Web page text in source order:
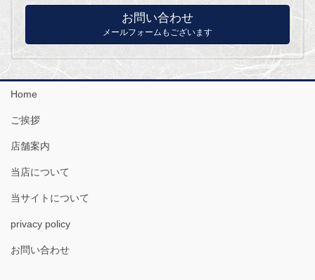
お問い合わせ
メールフォームもございます
Home
ご挨拶
店舗案内
当店について
当サイトについて
privacy policy
お問い合わせ